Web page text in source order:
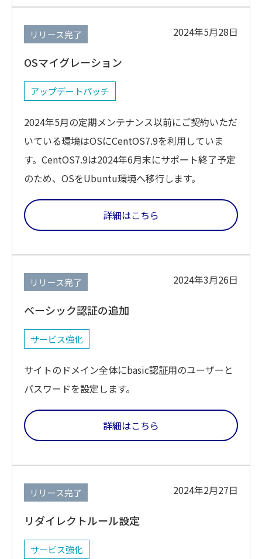
リリース完了 2024年5月28日
OSマイグレーション
アップデートパッチ
2024年5月の定期メンテナンス以前にご契約いただ
いている環境はOSにCentOS7.9を利用していま
す。CentOS7.9は2024年6月末にサポート終了予定
のため、OSをUbuntu環境へ移行します。
詳細はこちら
リリース完了 2024年3月26日
ベーシック認証の追加
サービス強化
サイトのドメイン全体にbasic認証用のユーザーと
パスワードを設定します。
詳細はこちら
リリース完了 2024年2月27日
リダイレクトルール設定
サービス強化